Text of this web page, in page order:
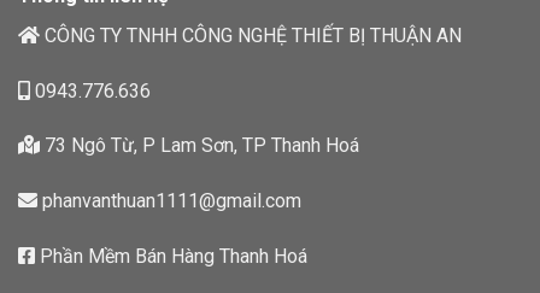
CÔNG TY TNHH CÔNG NGHỆ THIẾT BỊ THUẬN AN
0943.776.636
73 Ngô Từ, P Lam Sơn, TP Thanh Hoá
phanvanthuan1111@gmail.com
Phần Mềm Bán Hàng Thanh Hoá